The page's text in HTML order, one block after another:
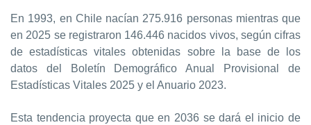
En 1993, en Chile nacían 275.916 personas mientras que
en 2025 se registraron 146.446 nacidos vivos, según cifras
de estadísticas vitales obtenidas sobre la base de los
datos del Boletín Demográfico Anual Provisional de
Estadísticas Vitales 2025 y el Anuario 2023.
Esta tendencia proyecta que en 2036 se dará el inicio de